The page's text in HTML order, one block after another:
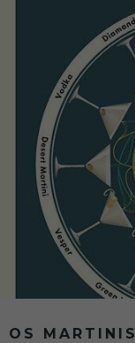
OS